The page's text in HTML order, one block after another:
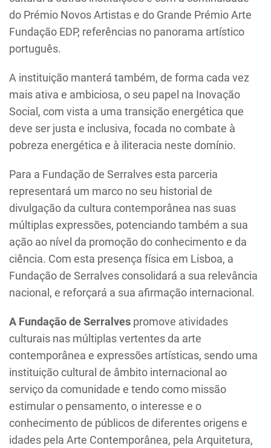
do Prémio Novos Artistas e do Grande Prémio Arte
Fundação EDP, referências no panorama artístico
português.
A instituição manterá também, de forma cada vez
mais ativa e ambiciosa, o seu papel na Inovação
Social, com vista a uma transição energética que
deve ser justa e inclusiva, focada no combate à
pobreza energética e à iliteracia neste domínio.
Para a Fundação de Serralves esta parceria
representará um marco no seu historial de
divulgação da cultura contemporânea nas suas
múltiplas expressões, potenciando também a sua
ação ao nível da promoção do conhecimento e da
ciência. Com esta presença física em Lisboa, a
Fundação de Serralves consolidará a sua relevância
nacional, e reforçará a sua afirmação internacional.
A Fundação de Serralves promove atividades
culturais nas múltiplas vertentes da arte
contemporânea e expressões artísticas, sendo uma
instituição cultural de âmbito internacional ao
serviço da comunidade e tendo como missão
estimular o pensamento, o interesse e o
conhecimento de públicos de diferentes origens e
idades pela Arte Contemporânea, pela Arquitetura,